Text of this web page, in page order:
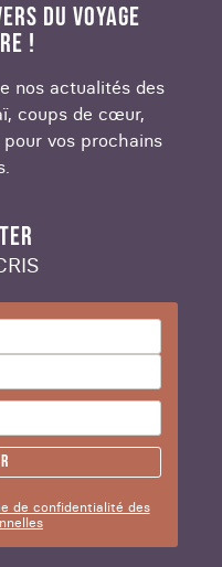
DU VOYAGE
!
nos actualités des
coups de cœur,
vos prochains
de confidentialité des